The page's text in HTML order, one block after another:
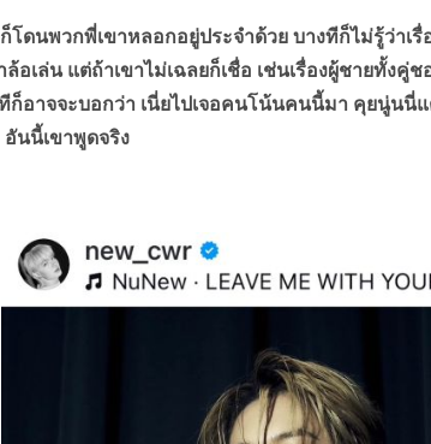
พวกพี่เขาหลอกอยู่ประจำด้วย บางทีก็ไม่รู้ว่าเรื่
ล้อเล่น แต่ถ้าเขาไม่เฉลยก็เชื่อ เช่นเรื่องผู้ชายทั้ง
อาจจะบอกว่า เนี่ยไปเจอคนโน้นคนนี้มา คุยนู่นนี่แ
อันนี้เขาพูดจริง